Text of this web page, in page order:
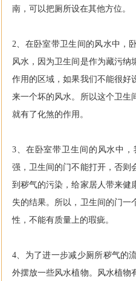
南，可以把厕所设在其他方位。
2、在卧室带卫生间的风水中，
风水，因为卫生间是作为藏污纳
作用的区域，如果我们不能很好
来一个坏的风水。所以这个卫生
就有了化煞的作用。
3、在卧室带卫生间的风水中
强，卫生间的门不能打开，否则
到秽气的污染，给家居人带来健
失的结果。所以，卫生间的门一
性，不能有质量上的瑕疵。
4、为了进一步减少厕所秽气的
外摆放一些风水植物。风水植物